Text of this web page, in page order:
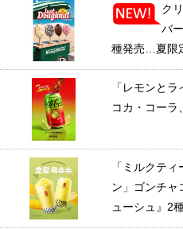
ク
バ
種発売…夏限
「レモンと
コカ・コーラ
「ミルクテ
ン」ゴンチャ
ューシュ』2